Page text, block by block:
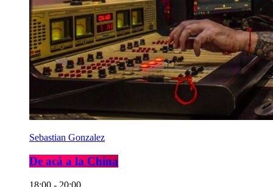
Sebastian Gonzalez
De acá a la China
18:00 - 20:00